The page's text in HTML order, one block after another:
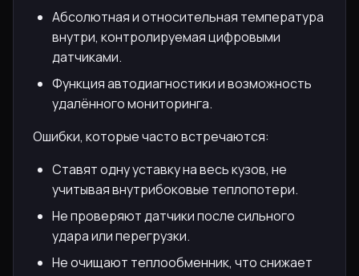
Абсолютная и относительная температура
внутри, контролируемая цифровыми
датчиками.
Функция автодиагностики и возможность
удалённого мониторинга.
Ошибки, которые часто встречаются:
Ставят одну уставку на весь кузов, не
учитывая внутрибоковые теплопотери.
Не проверяют датчики после сильного
удара или перегрузки.
Не очищают теплообменник, что снижает